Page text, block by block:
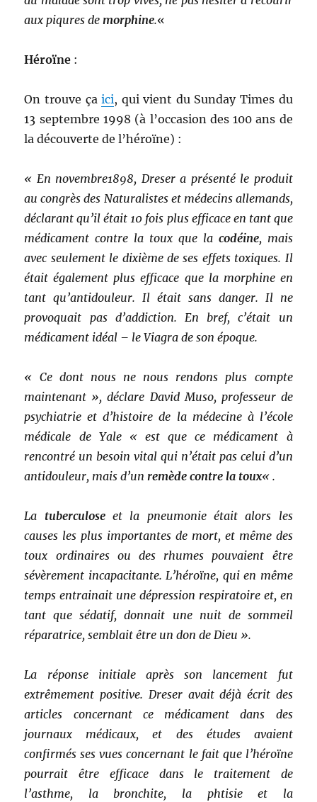
aux piqures demorphine.«
Héroïne :
On trouve çaici, qui vient du Sunday Times du
13 septembre 1998 (à l’occasion des 100 ans de
la découverte de l’héroïne) :
« En novembre1898, Dreser a présenté le produit
au congrès des Naturalistes et médecins allemands,
déclarant qu’il était 10 fois plus efficace en tant que
médicament contre la toux que la codéine, mais
avec seulement le dixième de ses effets toxiques. Il
était également plus efficace que la morphine en
tant qu’antidouleur. Il était sans danger. Il ne
provoquait pas d’addiction. En bref, c’était un
médicament idéal – le Viagra de son époque.
« Ce dont nous ne nous rendons plus compte
maintenant », déclare David Muso, professeur de
psychiatrie et d’histoire de la médecine à l’école
médicale de Yale « est que ce médicament à
rencontré un besoin vital qui n’était pas celui d’un
antidouleur, mais d’unremède contre la toux« .
La tuberculoseet la pneumonie était alors les
causes les plus importantes de mort, et même des
toux ordinaires ou des rhumes pouvaient être
sévèrement incapacitante. L’héroïne, qui en même
temps entrainait une dépression respiratoire et, en
tant que sédatif, donnait une nuit de sommeil
réparatrice, semblait être un don de Dieu ».
La réponse initiale après son lancement fut
extrêmement positive. Dreser avait déjà écrit des
articles concernant ce médicament dans des
journaux médicaux, et des études avaient
confirmés ses vues concernant le fait que l’héroïne
pourrait être efficace dans le traitement de
l’asthme, la bronchite, la phtisie et la